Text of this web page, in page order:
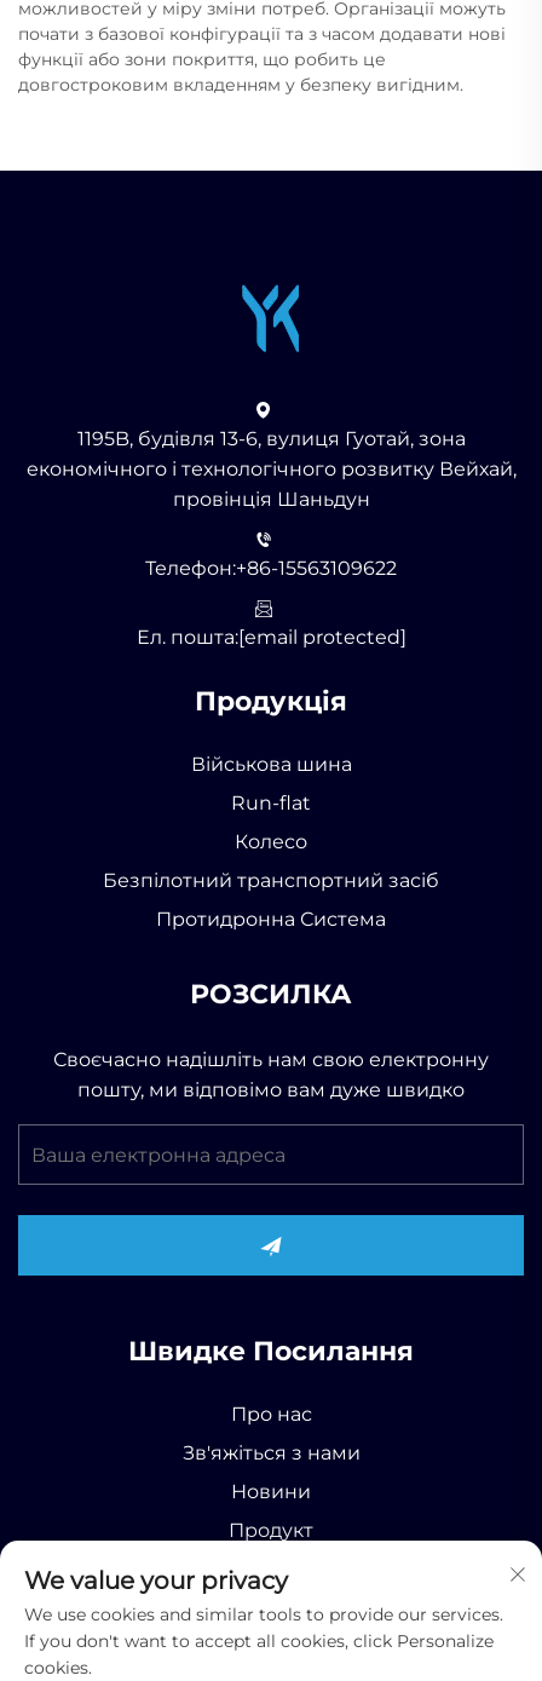
можливостей у міру зміни потреб. Організації можуть
почати з базової конфігурації та з часом додавати нові
функції або зони покриття, що робить це
довгостроковим вкладенням у безпеку вигідним.
1195B, будівля 13-6, вулиця Гуотай, зона
економічного і технологічного розвитку Вейхай,
провінція Шаньдун
Телефон:+86-15563109622
Ел. пошта:[email protected]
Продукція
Військова шина
Run-flat
Колесо
Безпілотний транспортний засіб
Протидронна Система
РОЗСИЛКА
Своєчасно надішліть нам свою електронну
пошту, ми відповімо вам дуже швидко
Швидке Посилання
Про нас
Зв'яжіться з нами
Новини
Продукт
We value your privacy
We use cookies and similar tools to provide our services.
If you don't want to accept all cookies, click Personalize
cookies.